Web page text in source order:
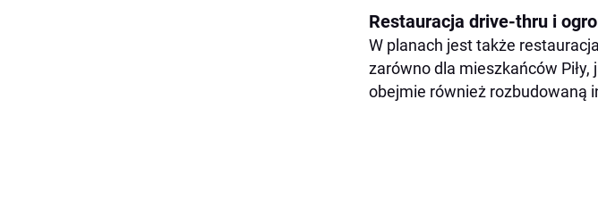
Restauracja drive-thru i
W planach jest także
zarówno dla mieszkańców
obejmie również rozbudowaną